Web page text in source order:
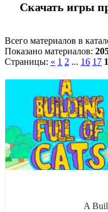
Скачать игры
Всего материалов в
Показано материалов:
Страницы: « 1 2 ... 16 17
A